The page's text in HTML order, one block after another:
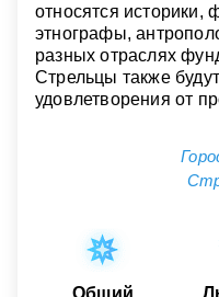
относятся историки,
этнографы,
разных отраслях
Стрельцы также
удовлетворения от
Общий